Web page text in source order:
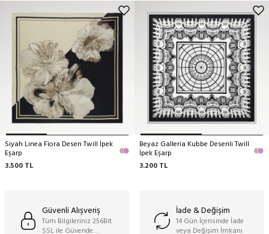
Alışverişe Başla
Siyah Linea Fiora Desen Twill İpek
Eşarp
3.500 TL
Beyaz Galleria Kubbe Desenli Twill
İpek Eşarp
3.200 TL
Güvenli Alışveriş
Tüm Bilgileriniz 256Bit
SSL ile Güvende…
İade & Değişim
14 Gün İçerisinde İade
veya Değişim İmkanı